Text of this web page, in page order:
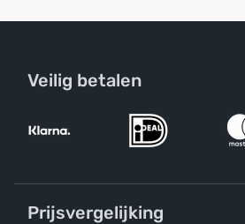
Veilig betalen
Prijsvergelijking